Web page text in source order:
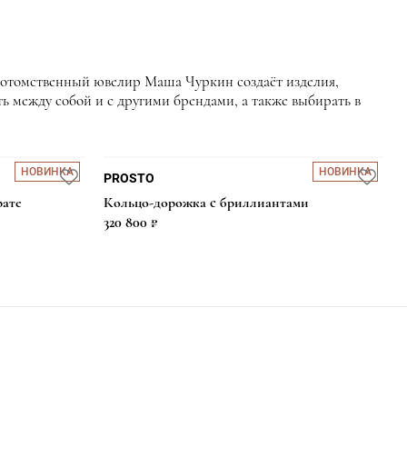
ювелир Маша Чуркин создаёт изделия,
между собой и с другими брендами, а также выбирать в
НОВИНКА НОВИНКА
PROSTO
Кольцо-дорожка с бриллиантами
320 800 ₽